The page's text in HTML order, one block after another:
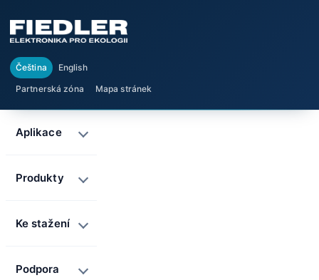
Čeština
English
Partnerská zóna
Mapa stránek
Aplikace
Produkty
Ke stažení
Podpora